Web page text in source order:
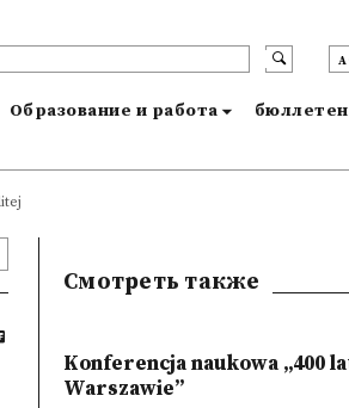
A
Образование и работа
Смотреть также
Konferencja naukowa „400
Warszawie”